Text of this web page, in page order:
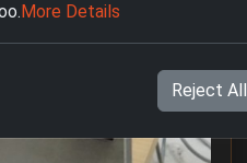
More Details
Reject All